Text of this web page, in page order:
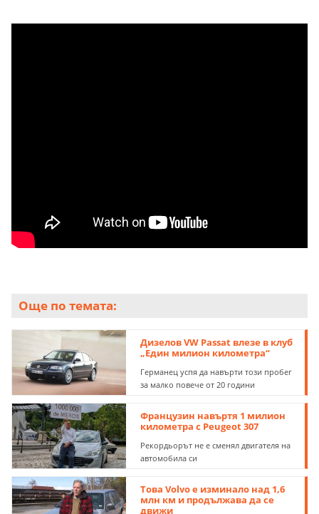
Още по темата:
Дизелов VW Passat влезе в клуб
„Един милион километра“
Германец успя да навърти този пробег
за малко повече от 20 години
Французин навъртя 1 милион
километра с Peugeot 307
Рекордьорът не е сменял двигателя на
автомобила си
Това Volvo е изминало над 1,6
млн км и продължава да се
движи